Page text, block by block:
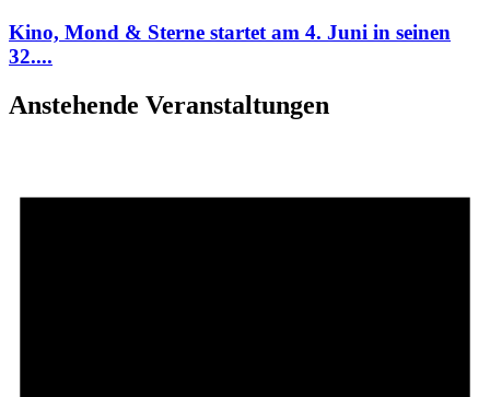
Kino, Mond & Sterne startet am 4. Juni in seinen
32....
Anstehende Veranstaltungen